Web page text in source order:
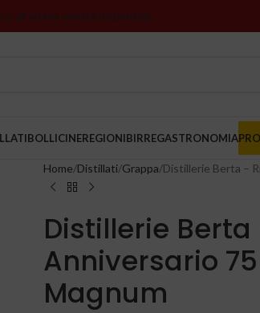
all’ultima annata disponibile
BOLLICINEREGIONIBIRREGASTRONOMIA
Home Distillati Grappa Distillerie Berta –
Distillerie Berta
Anniversario
Magnum